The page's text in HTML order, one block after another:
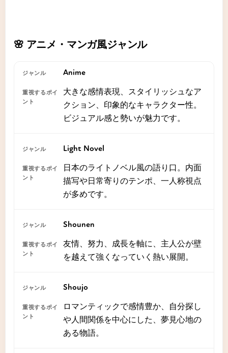
🌸 アニメ・マンガ風ジャンル
Anime
大きな感情表現、スタイリッシュなア
クション、印象的なキャラクター性。
ビジュアル感と勢いが魅力です。
Light Novel
日本のライトノベル風の語り口。内面
描写や日常寄りのテンポ、一人称視点
が多めです。
Shounen
友情、努力、成長を軸に、主人公が壁
を越えて強くなっていく熱い展開。
Shoujo
ロマンティックで感情豊か、自分探し
や人間関係を中心にした、夢見心地の
ある物語。